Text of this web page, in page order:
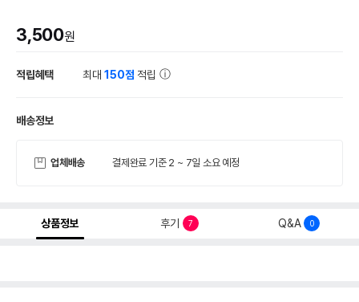
3,500원
적립혜택 최대150점 적립
배송정보
업체배송 결제완료 기준 2 ~ 7일 소요 예정
상품정보 후기 7 Q&A 0